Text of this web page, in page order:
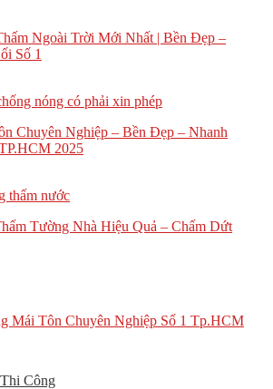
Ngoài Trời Mới Nhất | Bền Đẹp –
Số 1
Chuyên Nghiệp – Bền Đẹp – Nhanh
2025
Tường Nhà Hiệu Quả – Chấm Dứt
Mái Tôn Chuyên Nghiệp Số 1 Tp.HCM
Công